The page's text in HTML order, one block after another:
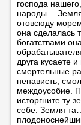
господа
народы…
отовсюду
она сделалась
богатствами
друга кусаете
смертельные
ненависть,
междоусобие.
исторгните ту
себе. Земля